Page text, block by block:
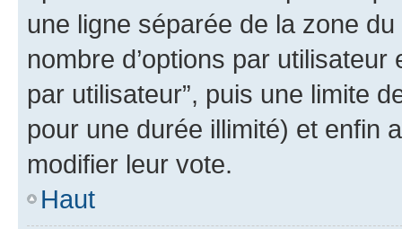
une ligne séparée de la zone
nombre d’options par
par utilisateur”, puis une limite
pour une durée illimité) et enfin
modifier leur vote.
Haut